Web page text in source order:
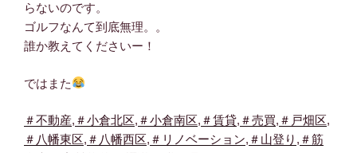
らないのです。
ゴルフなんて到底無理。。
誰か教えてくださいー！
ではまた
＃不動産, ＃小倉北区, ＃小倉南区, ＃賃貸, ＃売買, ＃ 戸畑区,
＃ 八幡東区, ＃ 八幡西区, ＃ リノベーション, ＃ 山登り , ＃筋